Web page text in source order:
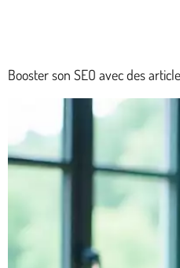
Booster son SEO avec des